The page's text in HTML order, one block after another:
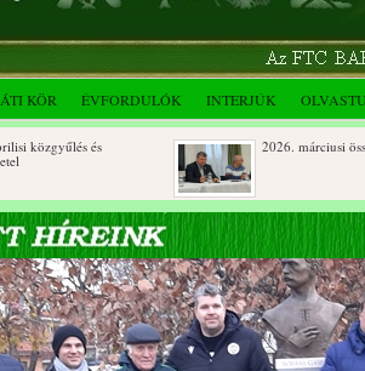
KÖR ÉVFORDULÓK INTERJÚK
és
2026. márciusi összejövetel
a 2025.
Dálnoki József 90 éves